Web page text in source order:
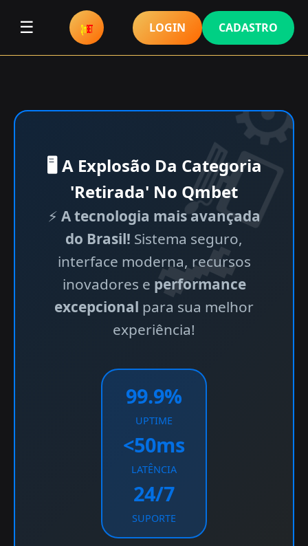
☰ LOGIN CADASTRO
🖥 A Explosão Da Categoria
'Retirada' No Qmbet
⚡ A tecnologia mais avançada
do Brasil! Sistema seguro,
interface moderna, recursos
inovadores e performance
excepcional para sua melhor
experiência!
99.9%
UPTIME
<50ms
LATÊNCIA
24/7
SUPORTE